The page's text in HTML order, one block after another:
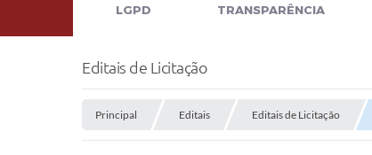
LGPD TRANSPARÊNCIA
Editais de Licitação
Principal Editais Editais de Licitação